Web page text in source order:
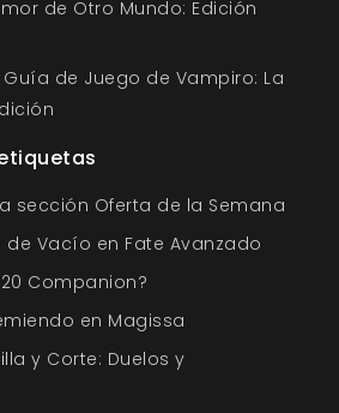
de Otro Mundo: Edición
Guía de Juego de Vampiro: La
sección Oferta de la Semana
de Vacío en Fate Avanzado
Companion?
en Magissa
y Corte: Duelos y